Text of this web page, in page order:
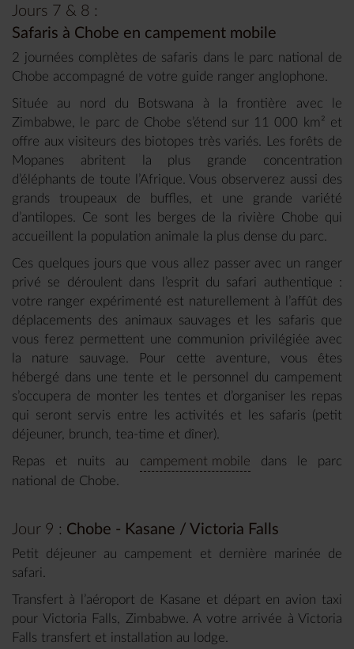
Jours 7 & 8 :
Safaris à Chobe en campement mobile
2 journées complètes de safaris dans le parc national de
Chobe accompagné de votre guide ranger anglophone.
Située au nord du Botswana à la frontière avec le
Zimbabwe, le parc de Chobe s’étend sur 11 000 km² et
offre aux visiteurs des biotopes très variés. Les forêts de
Mopanes abritent la plus grande concentration
d’éléphants de toute l’Afrique. Vous observerez aussi des
grands troupeaux de buffles, et une grande variété
d’antilopes. Ce sont les berges de la rivière Chobe qui
accueillent la population animale la plus dense du parc.
Ces quelques jours que vous allez passer avec un ranger
privé se déroulent dans l’esprit du safari authentique :
votre ranger expérimenté est naturellement à l’affût des
déplacements des animaux sauvages et les safaris que
vous ferez permettent une communion privilégiée avec
la nature sauvage. Pour cette aventure, vous êtes
hébergé dans une tente et le personnel du campement
s’occupera de monter les tentes et d’organiser les repas
qui seront servis entre les activités et les safaris (petit
déjeuner, brunch, tea-time et dîner).
Repas et nuits au campement mobile dans le parc
national de Chobe.
Jour 9 : Chobe - Kasane / Victoria Falls
Petit déjeuner au campement et dernière marinée de
safari.
Transfert à l’aéroport de Kasane et départ en avion taxi
pour Victoria Falls, Zimbabwe. A votre arrivée à Victoria
Falls transfert et installation au lodge.